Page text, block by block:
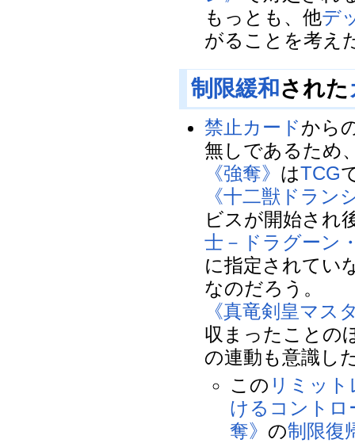
もっとも、他デ
がることを考え
制限緩和 された
禁止カードから
無しであるため
《強奪》 はTCG
《十二獣ドラン
ビスが開始され
士－ドラグーン
に指定されてい
なのだろう。
《真竜剣皇マス
収まったことの
の連動も意識し
この リミッ
ける コントロ
奪》 の制限復